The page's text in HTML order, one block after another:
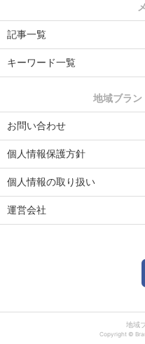
記事一覧
キーワード一覧
地域ブラ
お問い合わせ
個人情報保護方針
個人情報の取り扱い
運営会社
地域
Copyright ©